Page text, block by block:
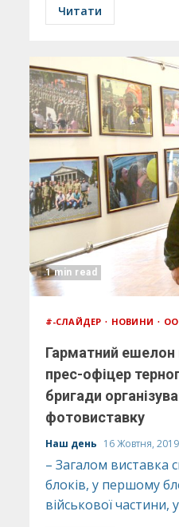
Читати
1 min read
#-СЛАЙДЕР НОВИНИ
Гарматний ешелон
прес-офіцер
бригади
фотовиставку
Наш день 16 Жовтня, 2019
– Загалом виставка
блоків, у першому
військової частини,